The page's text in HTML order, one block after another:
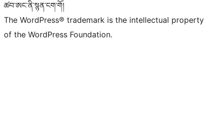
ཚབ་ཨང་ནི་སྙན་ངག་གོ།
The WordPress® trademark is the intellectual property
of the WordPress Foundation.